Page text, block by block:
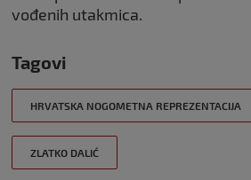
vođenih utakmica.
Tagovi
HRVATSKA NOGOMETNA REPREZENTACIJA
ZLATKO DALIĆ